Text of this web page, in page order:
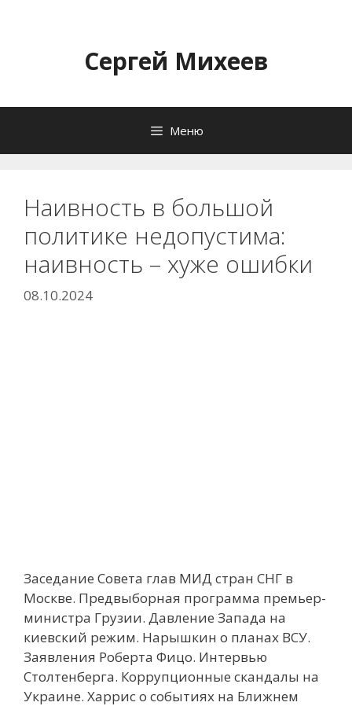
содержимомуСергей Михеев
Меню
Наивность в большой
политике недопустима:
наивность – хуже ошибки
08.10.2024
Заседание Совета глав МИД стран СНГ в
Москве. Предвыборная программа премьер-
министра Грузии. Давление Запада на
киевский режим. Нарышкин о планах ВСУ.
Заявления Роберта Фицо. Интервью
Столтенберга. Коррупционные скандалы на
Украине. Харрис о событиях на Ближнем